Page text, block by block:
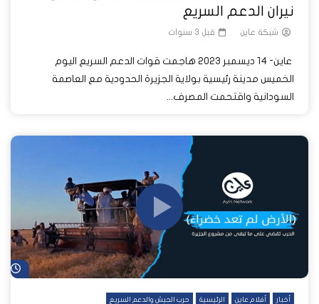
نيران الدعم السريع
شبكة عاين قبل 3 سنوات
عاين- 14 ديسمبر 2023 هاجمت قوات الدعم السريع اليوم
الخميس مدينة رئيسية بولاية الجزيرة الحدودية مع العاصمة
السودانية واقتحمت المصرف...
أخبار أفلام عاين الرئيسية حرب الجيش والدعم السريع